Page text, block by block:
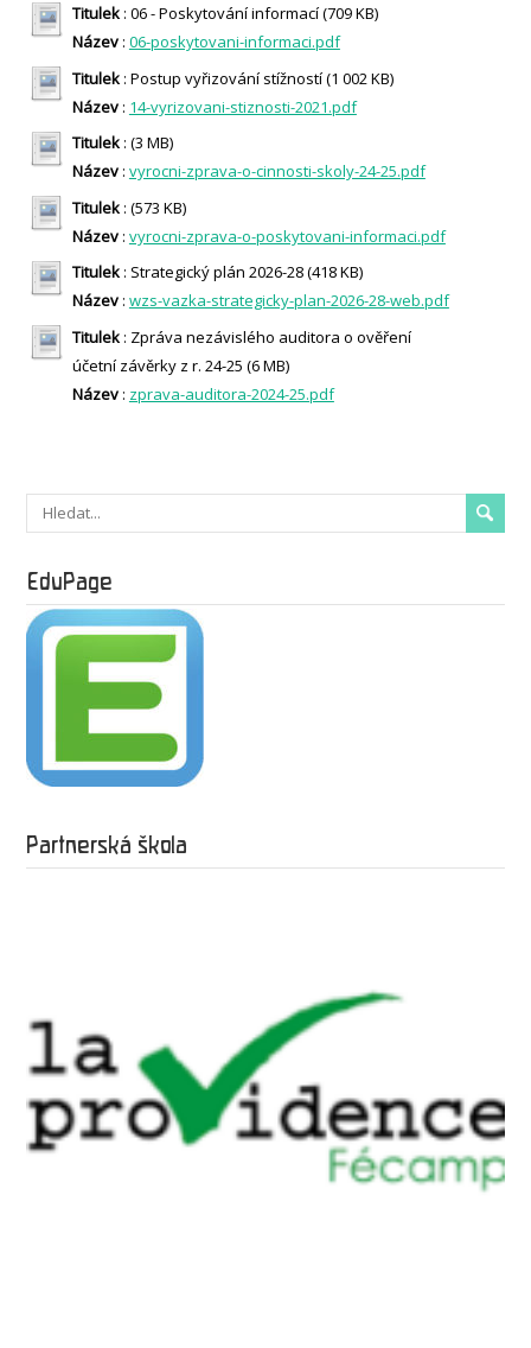
Titulek: 06 - Poskytování informací (709 KB)
Název: 06-poskytovani-informaci.pdf
Titulek: Postup vyřizování stížností (1 002 KB)
Název: 14-vyrizovani-stiznosti-2021.pdf
Titulek: (3 MB)
Název: vyrocni-zprava-o-cinnosti-skoly-24-25.pdf
Titulek: (573 KB)
Název: vyrocni-zprava-o-poskytovani-informaci.pdf
Titulek: Strategický plán 2026-28 (418 KB)
Název: wzs-vazka-strategicky-plan-2026-28-web.pdf
Titulek: Zpráva nezávislého auditora o ověření
účetní závěrky z r. 24-25 (6 MB)
Název: zprava-auditora-2024-25.pdf
EduPage
Partnerská škola